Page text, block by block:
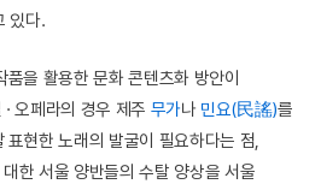
있다.
을 활용한 문화 콘텐츠화 방안이
오페라의 경우 제주 무가나 민요(民謠)를
현한 노래의 발굴이 필요하다는 점,
한 서울 양반들의 수탈 양상을 서울